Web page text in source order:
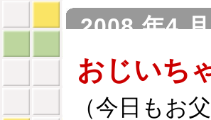
2008 年4
おじいち
（今日もお